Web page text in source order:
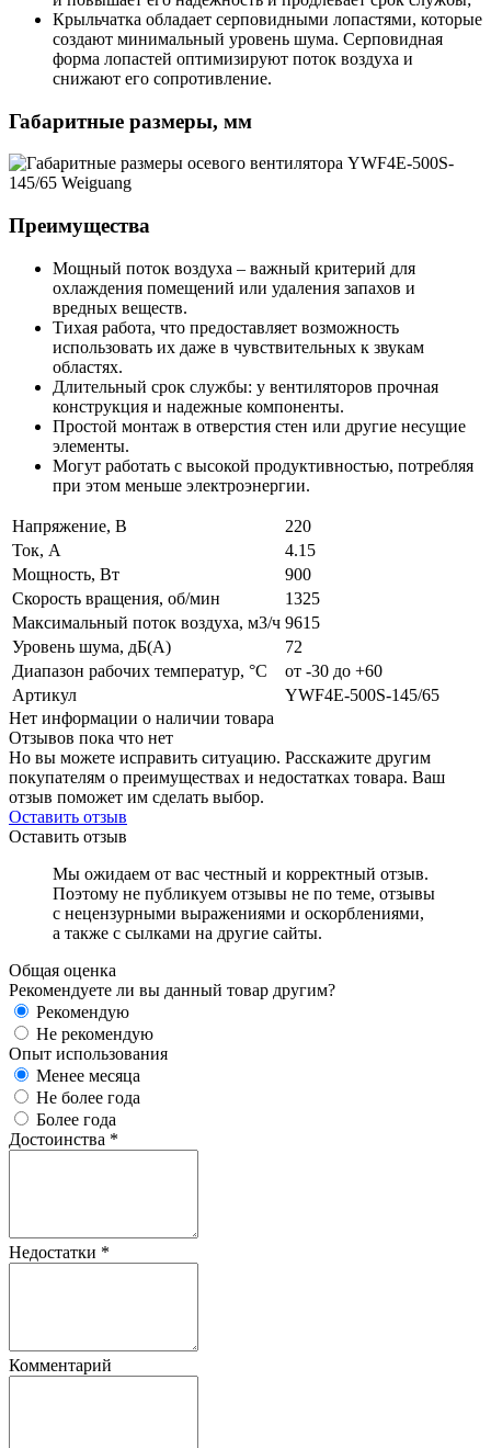
Крыльчатка обладает серповидными лопастями, которые
создают минимальный уровень шума. Серповидная
форма лопастей оптимизируют поток воздуха и
снижают его сопротивление.
Габаритные размеры, мм
Преимущества
Мощный поток воздуха – важный критерий для
охлаждения помещений или удаления запахов и
вредных веществ.
Тихая работа, что предоставляет возможность
использовать их даже в чувствительных к звукам
областях.
Длительный срок службы: у вентиляторов прочная
конструкция и надежные компоненты.
Простой монтаж в отверстия стен или другие несущие
элементы.
Могут работать с высокой продуктивностью, потребляя
при этом меньше электроэнергии.
Напряжение, В
220
Ток, А
4.15
Мощность, Вт
900
Скорость вращения, об/мин
1325
Максимальный поток воздуха, м3/ч 9615
Уровень шума, дБ(А)
72
Диапазон рабочих температур, °C
от -30 до +60
Артикул
YWF4E-500S-145/65
Нет информации о наличии товара
Отзывов пока что нет
Но вы можете исправить ситуацию. Расскажите другим
покупателям о преимуществах и недостатках товара. Ваш
отзыв поможет им сделать выбор.
Оставить отзыв
Оставить отзыв
Мы ожидаем от вас честный и корректный отзыв.
Поэтому не публикуем отзывы не по теме, отзывы
с нецензурными выражениями и оскорблениями,
а также с сылками на другие сайты.
Общая оценка
Рекомендуете ли вы данный товар другим?
Рекомендую
Не рекомендую
Опыт использования
Менее месяца
Не более года
Более года
Достоинства *
Недостатки *
Комментарий